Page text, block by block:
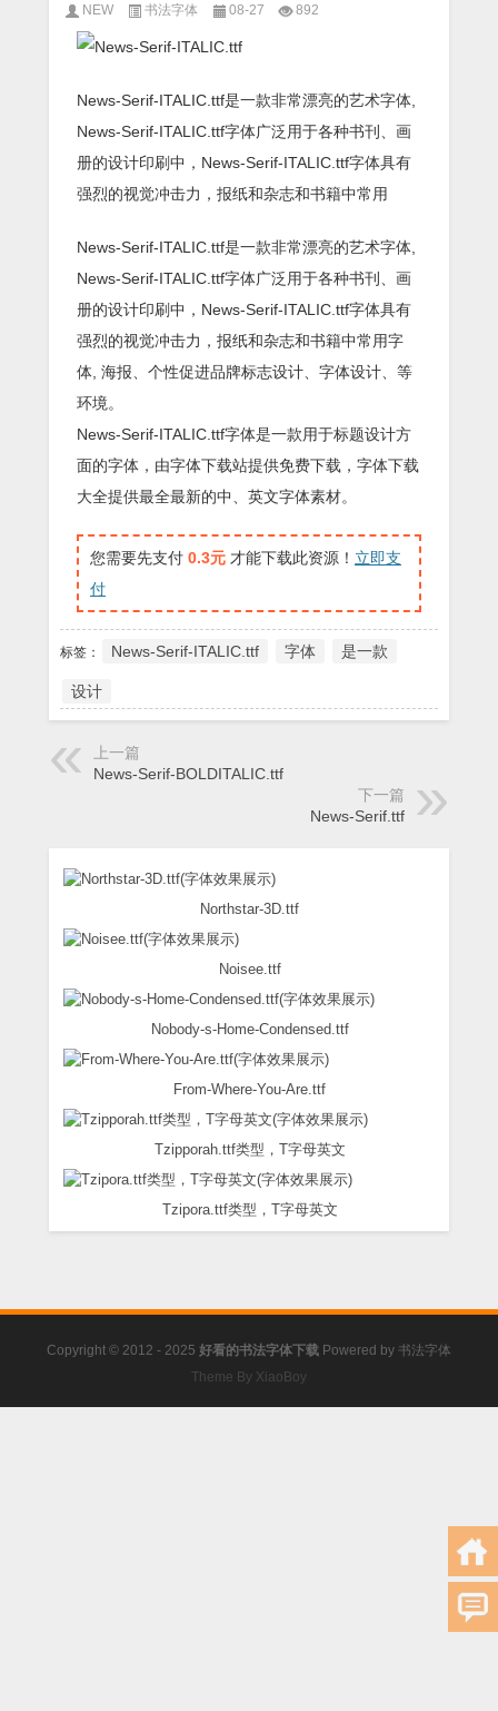
NEW 书法字体 08-27 892
News-Serif-ITALIC.ttf是一款非常漂亮的艺术字体,
News-Serif-ITALIC.ttf字体广泛用于各种书刊、画
册的设计印刷中，News-Serif-ITALIC.ttf字体具有
强烈的视觉冲击力，报纸和杂志和书籍中常用
News-Serif-ITALIC.ttf是一款非常漂亮的艺术字体,
News-Serif-ITALIC.ttf字体广泛用于各种书刊、画
册的设计印刷中，News-Serif-ITALIC.ttf字体具有
强烈的视觉冲击力，报纸和杂志和书籍中常用字
体, 海报、个性促进品牌标志设计、字体设计、等
环境。
News-Serif-ITALIC.ttf字体是一款用于标题设计方
面的字体，由字体下载站提供免费下载，字体下载
大全提供最全最新的中、英文字体素材。
您需要先支付 0.3元 才能下载此资源！ 立即支
付
标签： News-Serif-ITALIC.ttf 字体 是一款
设计
上一篇
News-Serif-BOLDITALIC.ttf
下一篇
News-Serif.ttf
Northstar-3D.ttf
Noisee.ttf
Nobody-s-Home-Condensed.ttf
From-Where-You-Are.ttf
Tzipporah.ttf类型，T字母英文
Tzipora.ttf类型，T字母英文
Copyright © 2012 - 2025 好看的书法字体下载 Powered by 书法字体
Theme By XiaoBoy